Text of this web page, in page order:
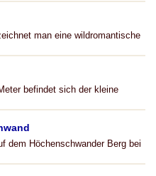
man eine wildromantische
befindet sich der kleine
dem Höchenschwander Berg bei